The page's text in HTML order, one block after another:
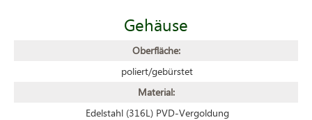
Gehäuse
Oberfläche:
poliert/gebürstet
Material:
Edelstahl (316L) PVD-Vergoldung